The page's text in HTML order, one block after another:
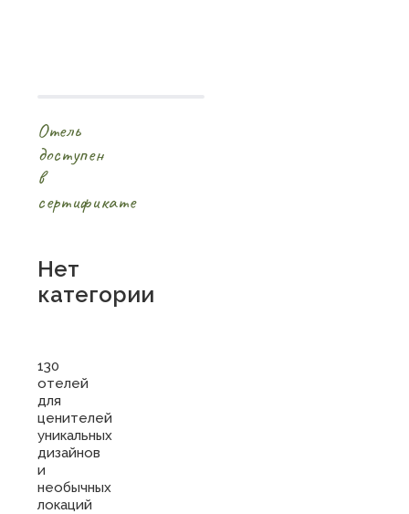
Отель
доступен
в
сертификате
Нет
категории
130
отелей
для
ценителей
уникальных
дизайнов
и
необычных
локаций